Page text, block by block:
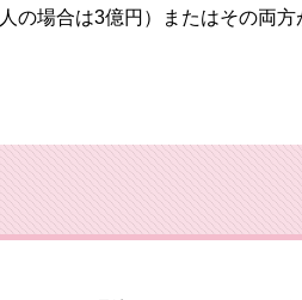
の場合は3億円）またはその両